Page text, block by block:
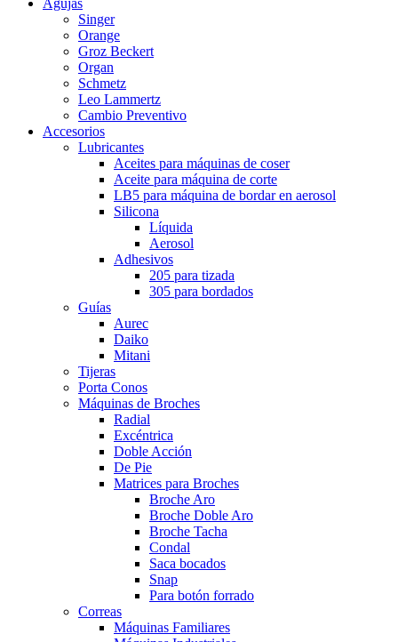
Singer
Orange
Groz Beckert
Organ
Schmetz
Leo Lammertz
Cambio Preventivo
Accesorios
Lubricantes
Aceites para máquinas de coser
Aceite para máquina de corte
LB5 para máquina de bordar en aerosol
Silicona
Líquida
Aerosol
Adhesivos
205 para tizada
305 para bordados
Guías
Aurec
Daiko
Mitani
Tijeras
Porta Conos
Máquinas de Broches
Radial
Excéntrica
Doble Acción
De Pie
Matrices para Broches
Broche Aro
Broche Doble Aro
Broche Tacha
Condal
Saca bocados
Snap
Para botón forrado
Correas
Máquinas Familiares